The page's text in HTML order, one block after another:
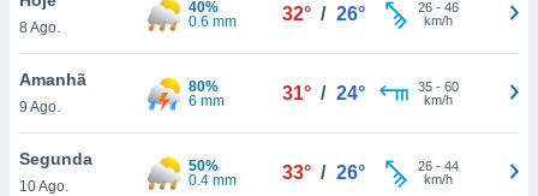
lhe
e
com
Pode
e
8 Ago.
40%
0.6 mm
32° / 26° 26- 46
km/h
Amanhã
9 Ago.
80%
6 mm
31° / 24° 35- 60
km/h
Segunda
10 Ago.
50%
0.4 mm
33° / 26° 26- 44
km/h